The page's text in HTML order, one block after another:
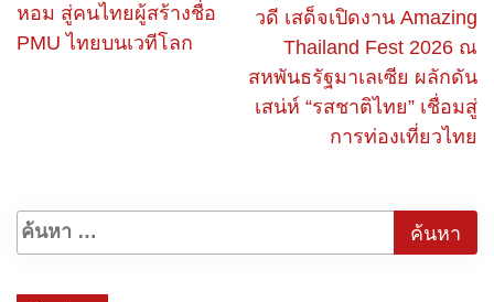
หอม สู่คนไทยผู้สร้างชื่อ
PMU ไทยบนเวทีโลก
วดี เสด็จเปิดงาน Amazing
Thailand Fest 2026 ณ
สหพันธรัฐมาเลเซีย ผลักดัน
เสน่ห์ “รสชาติไทย” เชื่อมสู่
การท่องเที่ยวไทย